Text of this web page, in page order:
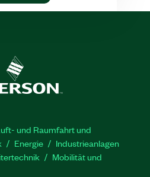
und Raumfahrt und
Energie
Industrieanlagen
Mobilität und